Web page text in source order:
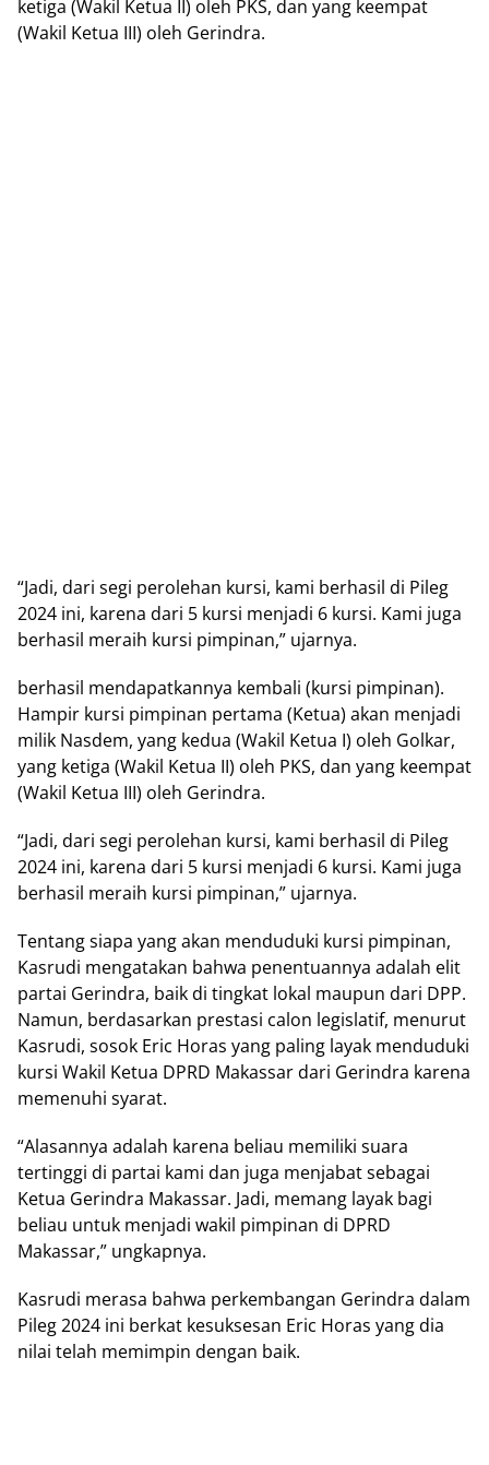
ketiga (Wakil Ketua II) oleh PKS, dan yang keempat
(Wakil Ketua III) oleh Gerindra.
“Jadi, dari segi perolehan kursi, kami berhasil di Pileg
2024 ini, karena dari 5 kursi menjadi 6 kursi. Kami juga
berhasil meraih kursi pimpinan,” ujarnya.
berhasil mendapatkannya kembali (kursi pimpinan).
Hampir kursi pimpinan pertama (Ketua) akan menjadi
milik Nasdem, yang kedua (Wakil Ketua I) oleh Golkar,
yang ketiga (Wakil Ketua II) oleh PKS, dan yang keempat
(Wakil Ketua III) oleh Gerindra.
“Jadi, dari segi perolehan kursi, kami berhasil di Pileg
2024 ini, karena dari 5 kursi menjadi 6 kursi. Kami juga
berhasil meraih kursi pimpinan,” ujarnya.
Tentang siapa yang akan menduduki kursi pimpinan,
Kasrudi mengatakan bahwa penentuannya adalah elit
partai Gerindra, baik di tingkat lokal maupun dari DPP.
Namun, berdasarkan prestasi calon legislatif, menurut
Kasrudi, sosok Eric Horas yang paling layak menduduki
kursi Wakil Ketua DPRD Makassar dari Gerindra karena
memenuhi syarat.
“Alasannya adalah karena beliau memiliki suara
tertinggi di partai kami dan juga menjabat sebagai
Ketua Gerindra Makassar. Jadi, memang layak bagi
beliau untuk menjadi wakil pimpinan di DPRD
Makassar,” ungkapnya.
Kasrudi merasa bahwa perkembangan Gerindra dalam
Pileg 2024 ini berkat kesuksesan Eric Horas yang dia
nilai telah memimpin dengan baik.